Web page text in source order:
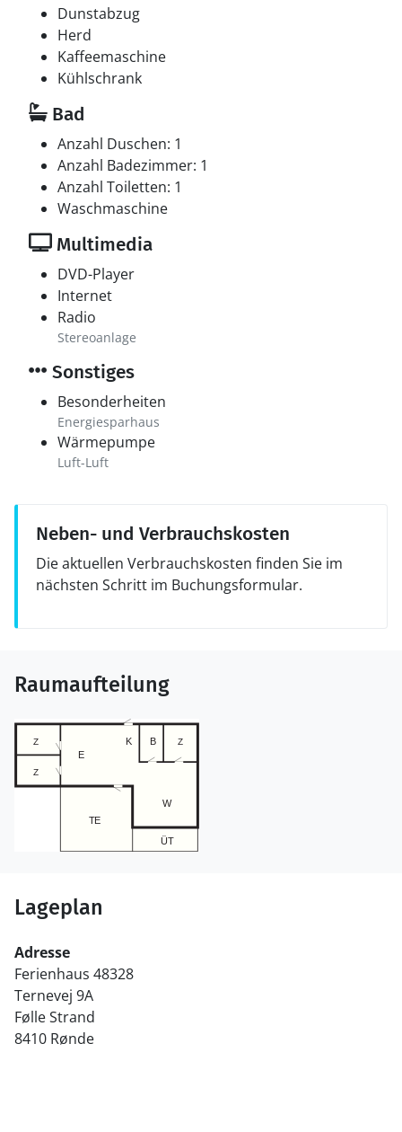
Dunstabzug
Herd
Kaffeemaschine
Kühlschrank
Bad
Anzahl Duschen: 1
Anzahl Badezimmer: 1
Anzahl Toiletten: 1
Waschmaschine
Multimedia
DVD-Player
Internet
Radio
Stereoanlage
Sonstiges
Besonderheiten
Energiesparhaus
Wärmepumpe
Luft-Luft
Neben- und Verbrauchskosten
Die aktuellen Verbrauchskosten finden Sie im
nächsten Schritt im Buchungsformular.
Raumaufteilung
Lageplan
Adresse
Ferienhaus 48328
Ternevej 9A
Følle Strand
8410 Rønde